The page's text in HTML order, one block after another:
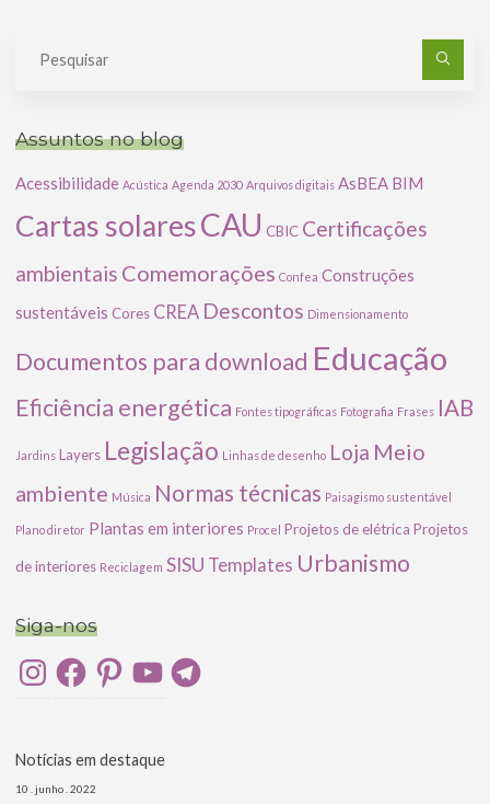
Assuntos no blog
Acessibilidade Acústica Agenda 2030 Arquivos digitais AsBEA BIM
Cartas solaresCAU CBIC Certificações
ambientais Comemorações Confea Construções
sustentáveis Cores CREA Descontos Dimensionamento
Documentos para download Educação
Eficiência energética Fontes tipográficas Fotografia Frases IAB
Jardins Layers Legislação Linhas de desenho Loja Meio
ambiente Música Normas técnicas Paisagismo sustentável
Plano diretor Plantas em interiores Procel Projetos de elétrica Projetos
de interiores Reciclagem SISU Templates Urbanismo
Siga-nos
InstagramFacebookPinterestYouTubeTelegram
Notícias em destaque
10 . junho . 2022